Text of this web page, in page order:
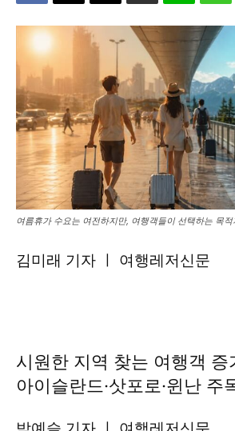
여름휴가 수요는 여전하지만, 여행객들이 선택하는 목
김미래 기자 ㅣ 여행레저신문
시원한 지역 찾는 여행객
아이슬란드·삿포로·윈난 주